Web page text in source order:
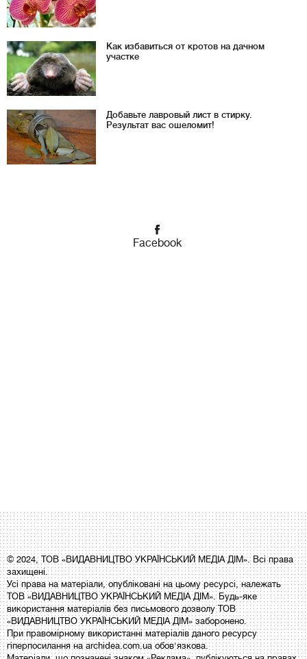
Как избавиться от кротов на дачном
участке
Добавьте лавровый лист в стирку.
Результат вас ошеломит!
Facebook
© 2024, ТОВ «ВИДАВНИЦТВО УКРАЇНСЬКИЙ МЕДІА ДІМ». Всі права
захищені.
Усі права на матеріали, опубліковані на цьому ресурсі, належать
ТОВ «ВИДАВНИЦТВО УКРАЇНСЬКИЙ МЕДІА ДІМ». Будь-яке
використання матеріалів без письмового дозволу ТОВ
«ВИДАВНИЦТВО УКРАЇНСЬКИЙ МЕДІА ДІМ» заборонено.
При правомірному використанні матеріалів даного ресурсу
гіперпосилання на archidea.com.ua обов'язкова.